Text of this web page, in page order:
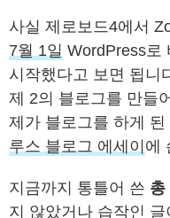
사실 제로보드4에서
7월 1일 WordPress로
시작했다고 보면 됩니
제 2의 블로그를 만들
제가 블로그를 하게
루스 블로그 에세이 에
지금까지 통틀어 쓴 총
지 않았거나 습작인